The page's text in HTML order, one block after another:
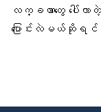
လက္ခဏာတွေ ပေါ်လ
ပြောင်းလဲမယ်ဆိုရင်